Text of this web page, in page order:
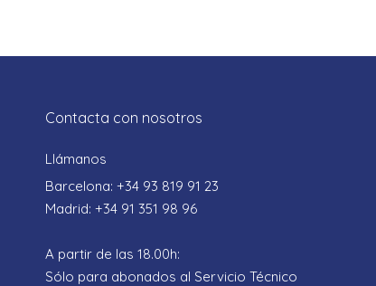
Contacta con nosotros
Llámanos
Barcelona: +34 93 819 91 23
Madrid: +34 91 351 98 96
A partir de las 18.00h:
Sólo para abonados al Servicio Técnico